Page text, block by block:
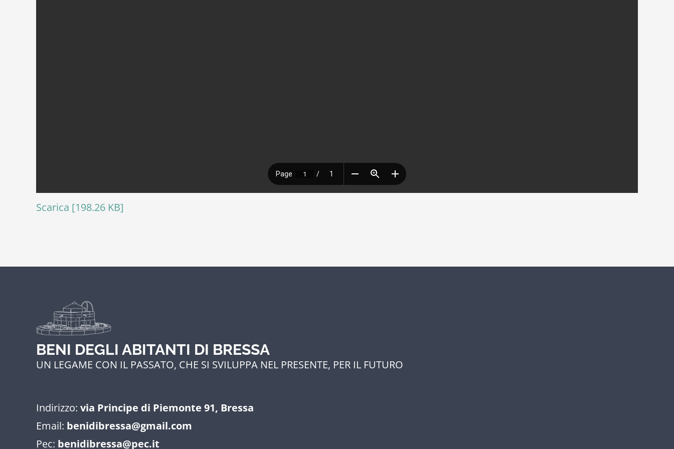
Scarica [198.26 KB]
BENI DEGLI ABITANTI DI BRESSA
UN LEGAME CON IL PASSATO, CHE SI SVILUPPA NEL PRESENTE, PER IL FUTURO
Indirizzo: via Principe di Piemonte 91, Bressa
Email: benidibressa@gmail.com
Pec: benidibressa@pec.it